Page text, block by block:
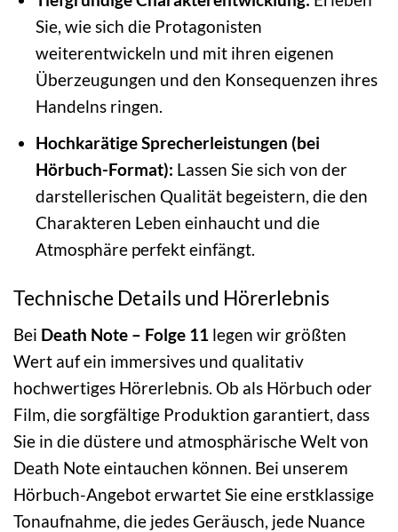
Sie, wie sich die Protagonisten
weiterentwickeln und mit ihren eigenen
Überzeugungen und den Konsequenzen ihres
Handelns ringen.
Hochkarätige Sprecherleistungen (bei
Hörbuch-Format): Lassen Sie sich von der
darstellerischen Qualität begeistern, die den
Charakteren Leben einhaucht und die
Atmosphäre perfekt einfängt.
Technische Details und Hörerlebnis
Bei Death Note – Folge 11 legen wir größten
Wert auf ein immersives und qualitativ
hochwertiges Hörerlebnis. Ob als Hörbuch oder
Film, die sorgfältige Produktion garantiert, dass
Sie in die düstere und atmosphärische Welt von
Death Note eintauchen können. Bei unserem
Hörbuch-Angebot erwartet Sie eine erstklassige
Tonaufnahme, die jedes Geräusch, jede Nuance